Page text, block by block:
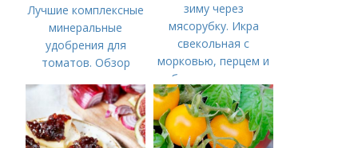
Лучшие комплексные
минеральные
удобрения для
томатов. Обзор
удобрений для
томатов: правила
внесения в почву
зиму через
мясорубку. Икра
свекольная с
морковью, перцем и
яблоками на зиму